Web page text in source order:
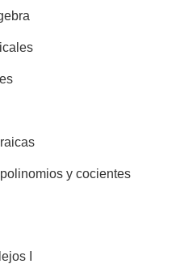
y cocientes
I